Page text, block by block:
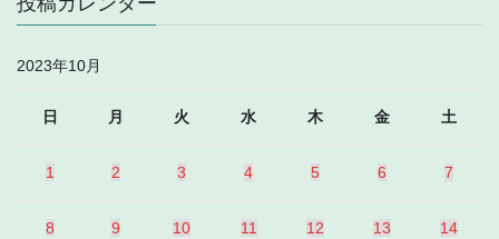
2023年10月
日 月 火 水 木 金 土
1 2 3 4 5 6 7
8 9 10 11 12 13 14